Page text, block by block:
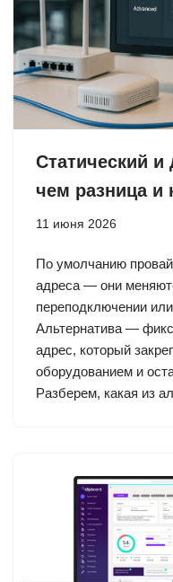
Статический
чем разница и
11 июня 2026
По умолчанию
адреса — они
переподключении
Альтернатива —
адрес, который
оборудованием и
Разберем, какая из